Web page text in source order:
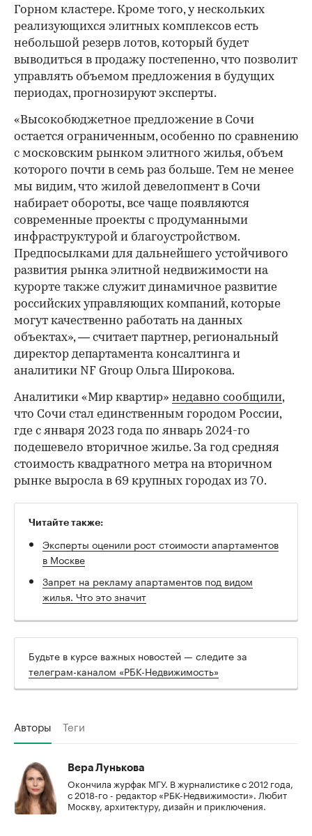
Горном кластере. Кроме того, у нескольких
реализующихся элитных комплексов есть
небольшой резерв лотов, который будет
выводиться в продажу постепенно, что позволит
управлять объемом предложения в будущих
периодах, прогнозируют эксперты.
«Высокобюджетное предложение в Сочи
остается ограниченным, особенно по сравнению
с московским рынком элитного жилья, объем
которого почти в семь раз больше. Тем не менее
мы видим, что жилой девелопмент в Сочи
набирает обороты, все чаще появляются
современные проекты с продуманными
инфраструктурой и благоустройством.
Предпосылками для дальнейшего устойчивого
развития рынка элитной недвижимости на
курорте также служит динамичное развитие
российских управляющих компаний, которые
могут качественно работать на данных
объектах», — считает партнер, региональный
директор департамента консалтинга и
аналитики NF Group Ольга Широкова.
Аналитики «Мир квартир» недавно сообщили,
что Сочи стал единственным городом России,
где с января 2023 года по январь 2024-го
подешевело вторичное жилье. За год средняя
стоимость квадратного метра на вторичном
рынке выросла в 69 крупных городах из 70.
Читайте также:
Эксперты оценили рост стоимости апартаментов
в Москве
Запрет на рекламу апартаментов под видом
жилья. Что это значит
Будьте в курсе важных новостей — следите за
телеграм-каналом «РБК-Недвижимость»
Авторы Теги
Вера Лунькова
Окончила журфак МГУ. В журналистике с 2012 года,
с 2018-го - редактор «РБК-Недвижимости». Любит
Москву, архитектуру, дизайн и приключения.